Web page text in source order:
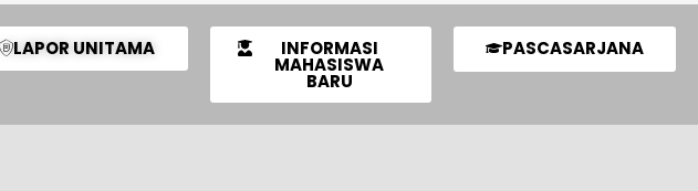
LAPOR UNITAMA INFORMASI
MAHASISWA
BARU
PASCASARJANA